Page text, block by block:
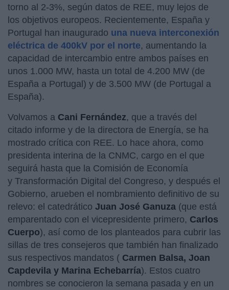
torno al 2-3%, según datos de REE, muy lejos de
los objetivos europeos. Recientemente, España y
Portugal han inaugurado una nueva interconexión
eléctrica de 400kV por el norte, aumentando la
capacidad de intercambio entre ambos países en
unos 1.000 MW, hasta un total de 4.200 MW (de
España a Portugal) y de 3.500 MW (de Portugal a
España).
Volvamos a Cani Fernández, que a través del
citado informe y de la directora de Energía, se ha
mostrado crítica con REE. Lo hace ahora, como
presidenta interina de la CNMC, cargo en el que
seguirá hasta que la Comisión de Economía
y Transformación Digital del Congreso, y después el
Gobierno, arueben el nombramiento definitivo de su
relevo: el catedrático Juan José Ganuza (que está
emparentado con el vicepresidente primero, Carlos
Cuerpo), así como de los planteados para cubrir las
sillas de tres consejeros que también han finalizado
sus respectivos mandatos ( Carmen Balsa, Joan
Capdevila y Marina Echebarría). Estos cuatro
nombres se conocieron la semana pasada y en un